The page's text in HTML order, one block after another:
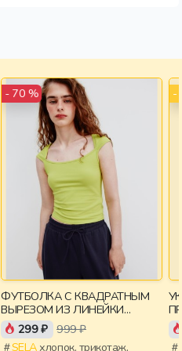
- 70 %
ФУТБОЛКА С КВАДРАТНЫМ
ВЫРЕЗОМ ИЗ ЛИНЕЙКИ
YOUNG
299 ₽ 999 ₽
SELAхлопок, трикотаж,
-